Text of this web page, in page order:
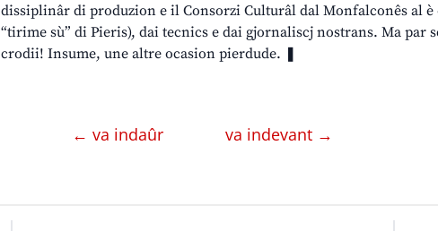
dissiplinâr di produzion e il Consorzi Culturâl dal Monfalconês al è
“tirime sù” di Pieris), dai tecnics e dai gjornaliscj nostrans. Ma par
crodii! Insume, une altre ocasion pierdude. ❚
← va indaûr va indevant →